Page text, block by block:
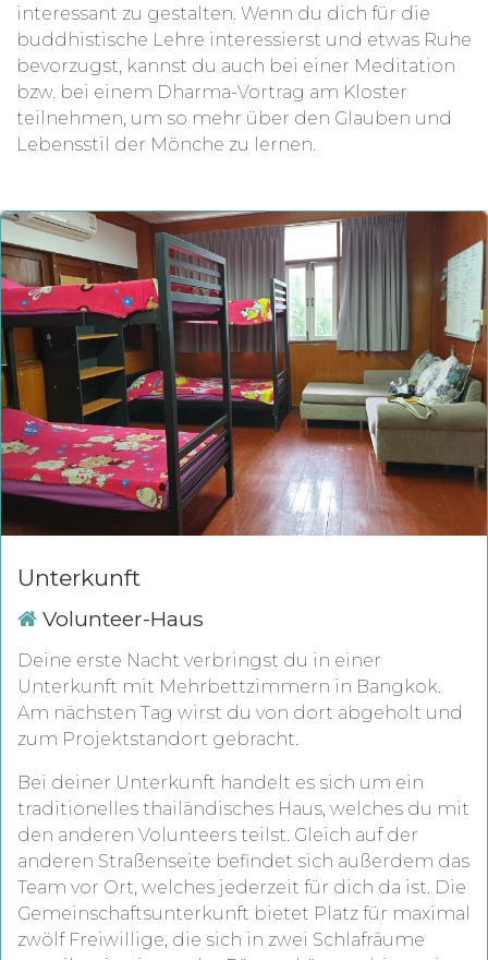
interessant zu gestalten. Wenn du dich für die
buddhistische Lehre interessierst und etwas Ruhe
bevorzugst, kannst du auch bei einer Meditation
bzw. bei einem Dharma-Vortrag am Kloster
teilnehmen, um so mehr über den Glauben und
Lebensstil der Mönche zu lernen.
Unterkunft
Volunteer-Haus
Deine erste Nacht verbringst du in einer
Unterkunft mit Mehrbettzimmern in Bangkok.
Am nächsten Tag wirst du von dort abgeholt und
zum Projektstandort gebracht.
Bei deiner Unterkunft handelt es sich um ein
traditionelles thailändisches Haus, welches du mit
den anderen Volunteers teilst. Gleich auf der
anderen Straßenseite befindet sich außerdem das
Team vor Ort, welches jederzeit für dich da ist. Die
Gemeinschaftsunterkunft bietet Platz für maximal
zwölf Freiwillige, die sich in zwei Schlafräume